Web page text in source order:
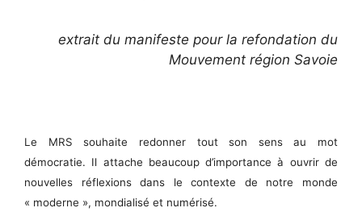
extrait du manifeste pour la refondation du
Mouvement région Savoie
Le MRS souhaite redonner tout son sens au mot
démocratie. Il attache beaucoup d’importance à ouvrir de
nouvelles réflexions dans le contexte de notre monde
« moderne », mondialisé et numérisé.